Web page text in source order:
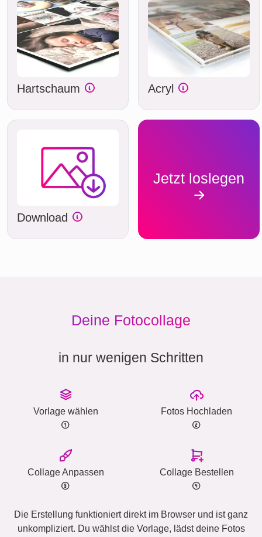
Hartschaum Acryl
Download
Jetzt loslegen
Deine Fotocollage
in nur wenigen Schritten
Vorlage wählen Fotos Hochladen
Collage Anpassen Collage Bestellen
Die Erstellung funktioniert direkt im Browser und ist ganz
unkompliziert. Du wählst die Vorlage, lädst deine Fotos